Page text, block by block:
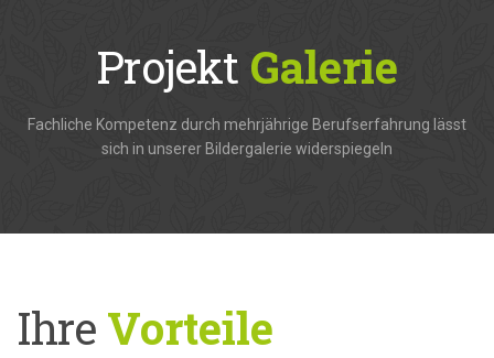
Projekt Galerie
Fachliche Kompetenz durch mehrjährige Berufserfahrung lässt
sich in unserer Bildergalerie widerspiegeln
IhreVorteile